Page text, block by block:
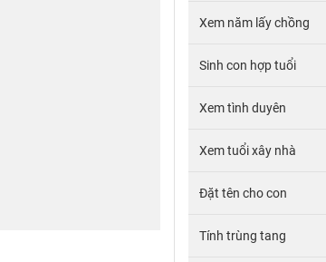
Xem năm lấy chồng
Sinh con hợp tuổi
Xem tình duyên
Xem tuổi xây nhà
Đặt tên cho con
Tính trùng tang